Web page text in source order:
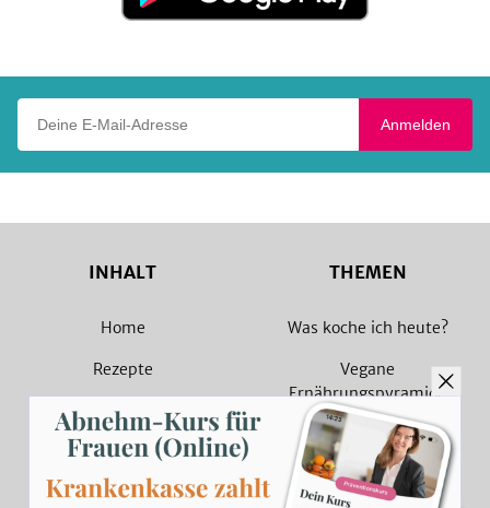
Google
Anmelden
INHALT
Home
Rezepte
Magazin
Sammlungen
Rezept Suche
THEMEN
Was koche ich heute?
Vegane
Ernährungspyramide
Vegane Rezepte
Vegetarische Rezepte